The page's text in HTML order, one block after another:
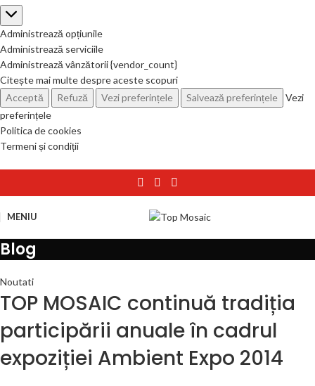
Administrează opțiunile
Administrează serviciile
Administrează vânzătorii {vendor_count}
Citește mai multe despre aceste scopuri
Acceptă
Refuză Vezi preferințele Salvează preferințele
Vezi
preferințele
Politica de cookies
Termeni și condiții
MENIU
Blog
Noutati
TOP MOSAIC continuă tradiția
participării anuale în cadrul
expoziției Ambient Expo 2014